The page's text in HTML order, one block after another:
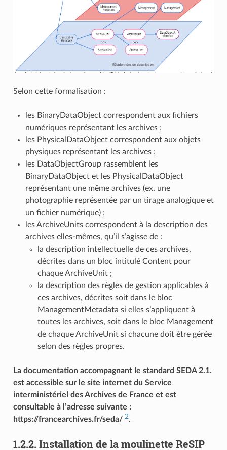
Selon cette formalisation :
les BinaryDataObject correspondent aux fichiers
numériques représentant les archives ;
les PhysicalDataObject correspondent aux objets
physiques représentant les archives ;
les DataObjectGroup rassemblent les
BinaryDataObject et les PhysicalDataObject
représentant une même archives (ex. une
photographie représentée par un tirage analogique et
un fichier numérique) ;
les ArchiveUnits correspondent à la description des
archives elles-mêmes, qu’il s’agisse de :
la description intellectuelle de ces archives,
décrites dans un bloc intitulé Content pour
chaque ArchiveUnit ;
la description des règles de gestion applicables à
ces archives, décrites soit dans le bloc
ManagementMetadata si elles s’appliquent à
toutes les archives, soit dans le bloc Management
de chaque ArchiveUnit si chacune doit être gérée
selon des règles propres.
La documentation accompagnant le standard SEDA 2.1.
est accessible sur le site internet du Service
interministériel des Archives de France et est
consultable à l’adresse suivante :
https://francearchives.fr/seda/ 2.
1.2.2. Installation de la moulinette ReSIP